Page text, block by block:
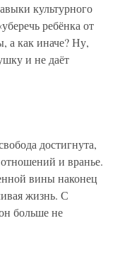
культурного
ребёнка от
а как иначе? Ну,
и не даёт
достигнута,
и вранье.
вины наконец
жизнь. С
больше не